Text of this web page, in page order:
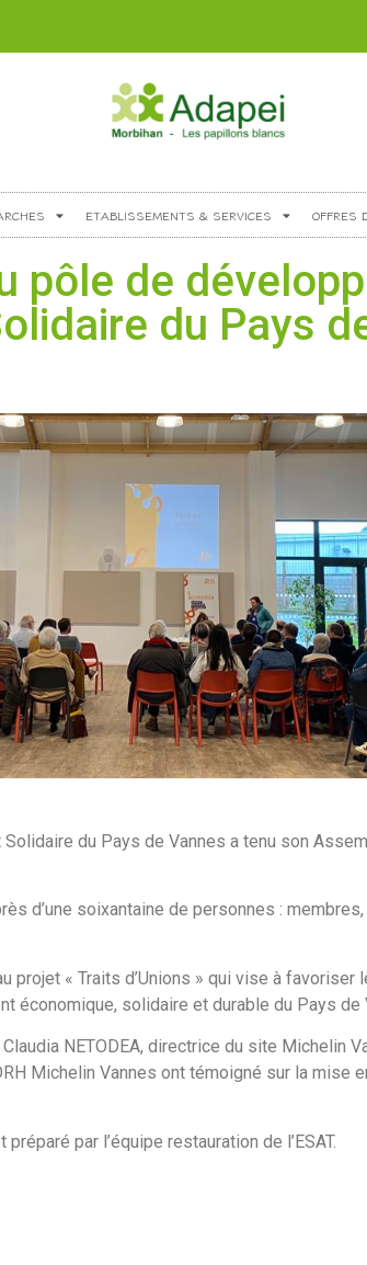
ETABLISSEMENTS & SERVICES OFFRES
pôle de
du Pays
du Pays de Vannes a tenu son
d’une soixantaine de personnes :
projet « Traits d’Unions » qui vise à
économique, solidaire et durable du Pays de
NETODEA, directrice du site Michelin
Michelin Vannes ont témoigné sur la mise
par l’équipe restauration de l’ESAT.